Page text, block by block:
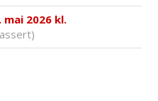
2026 kl.